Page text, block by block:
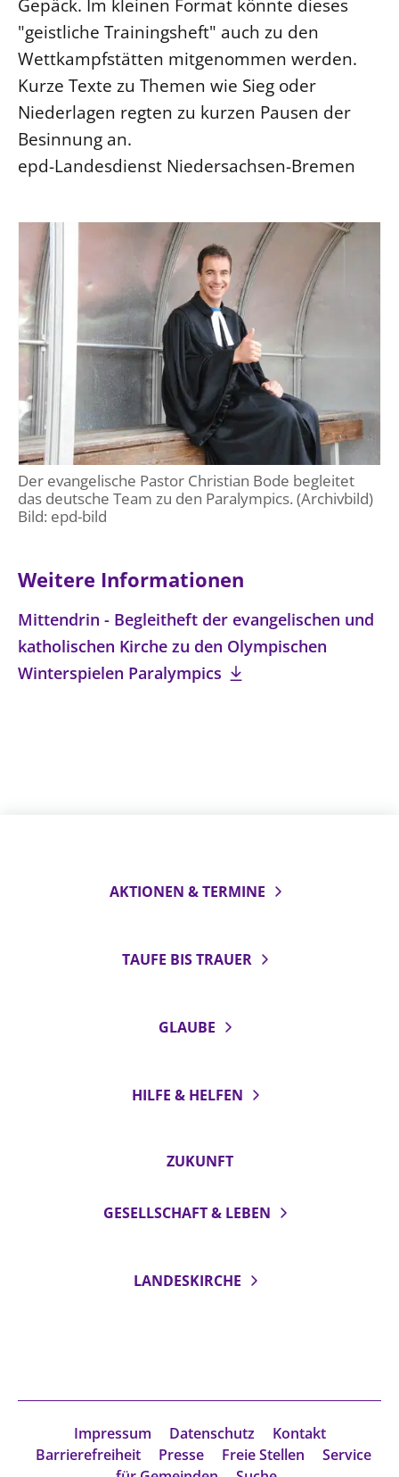
Gepäck. Im kleinen Format könnte dieses
"geistliche Trainingsheft" auch zu den
Wettkampfstätten mitgenommen werden.
Kurze Texte zu Themen wie Sieg oder
Niederlagen regten zu kurzen Pausen der
Besinnung an.
epd-Landesdienst Niedersachsen-Bremen
Der evangelische Pastor Christian Bode begleitet
das deutsche Team zu den Paralympics. (Archivbild)
Bild: epd-bild
Weitere Informationen
Mittendrin - Begleitheft der evangelischen und
katholischen Kirche zu den Olympischen
Winterspielen Paralympics
AKTIONEN & TERMINE
TAUFE BIS TRAUER
GLAUBE
HILFE & HELFEN
ZUKUNFT
GESELLSCHAFT & LEBEN
LANDESKIRCHE
Impressum Datenschutz
Kontakt
Barrierefreiheit
Presse Freie Stellen
Service